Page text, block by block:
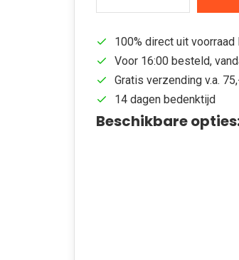
100% direct uit voorraad
Voor 16:00 besteld,
Gratis verzending v.a.
14 dagen bedenktijd
Beschikbare